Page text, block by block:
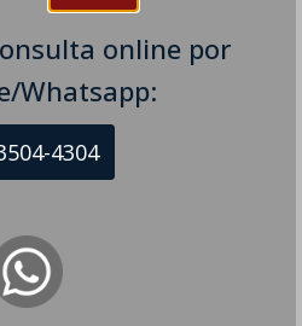
online por
Whatsapp:
4304